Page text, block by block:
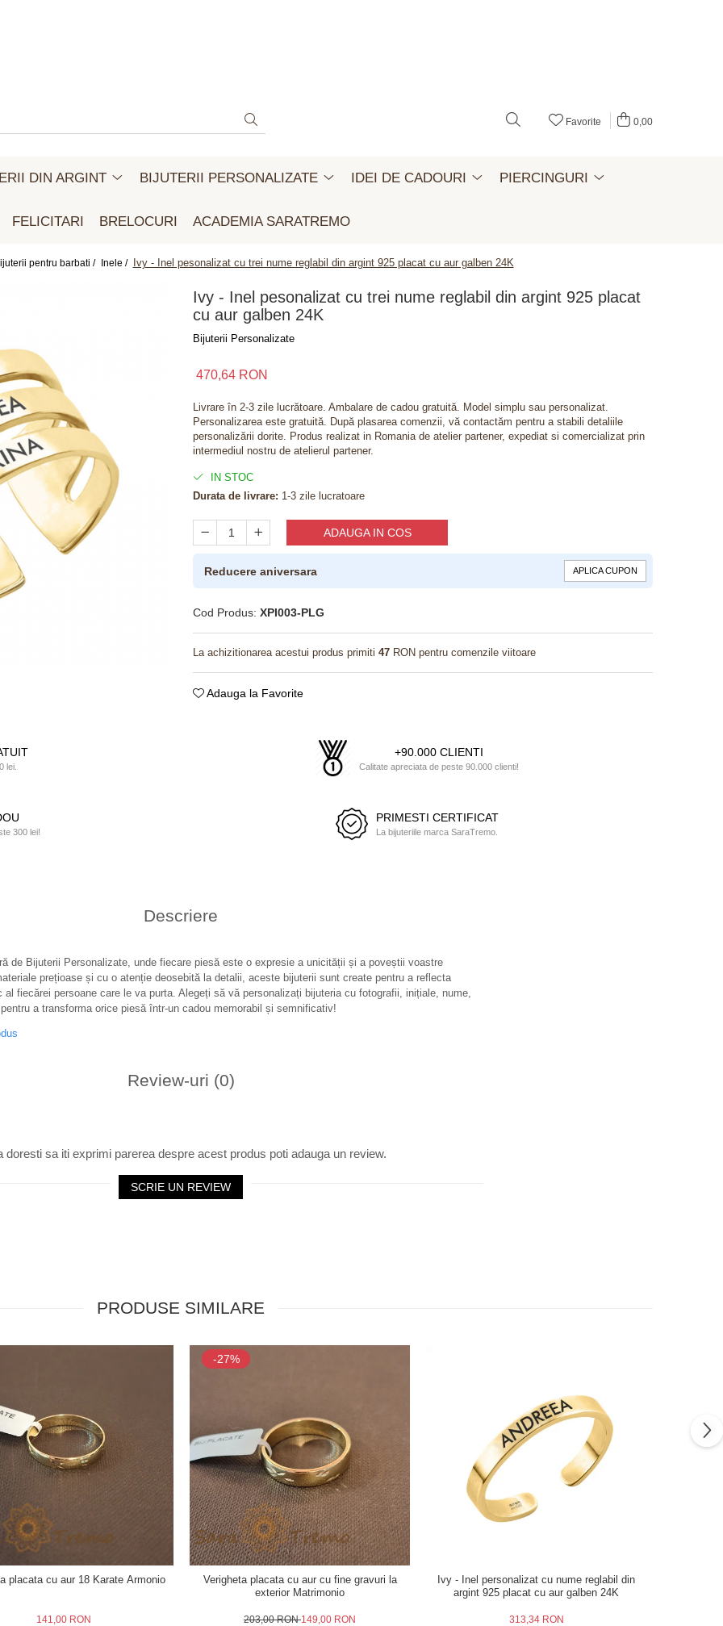
Favorite 0,00
DIN ARGINT BIJUTERII PERSONALIZATE IDEI DE CADOURI PIERCINGURI
FELICITARI BRELOCURI ACADEMIA SARATREMO
pentru barbati / Inele / Ivy - Inel pesonalizat cu trei nume reglabil din argint 925 placat cu aur galben 24K
Ivy - Inel pesonalizat cu trei nume reglabil din argint 925 placat
cu aur galben 24K
Bijuterii Personalizate
470,64 RON
Livrare în 2-3 zile lucrătoare. Ambalare de cadou gratuită. Model simplu sau personalizat.
Personalizarea este gratuită. După plasarea comenzii, vă contactăm pentru a stabili detaliile
personalizării dorite. Produs realizat in Romania de atelier partener, expediat si comercializat prin
intermediul nostru de atelierul partener.
IN STOC
Durata de livrare: 1-3 zile lucratoare
ADAUGA IN COS
Reducere aniversara APLICA CUPON
Cod Produs: XPI003-PLG
La achizitionarea acestui produs primiti 47 RON pentru comenzile viitoare
Adauga la Favorite
lei.
+90.000 CLIENTI
Calitate apreciata de peste 90.000 clienti!
300 lei!
PRIMESTI CERTIFICAT
La bijuteriile marca SaraTremo.
Descriere
de Bijuterii Personalizate, unde fiecare piesă este o expresie a unicității și a poveștii voastre
prețioase și cu o atenție deosebită la detalii, aceste bijuterii sunt create pentru a reflecta
fiecărei persoane care le va purta. Alegeți să vă personalizați bijuteria cu fotografii, inițiale, nume,
a transforma orice piesă într-un cadou memorabil și semnificativ!
Review-uri (0)
doresti sa iti exprimi parerea despre acest produs poti adauga un review.
SCRIE UN REVIEW
PRODUSE SIMILARE
placata cu aur 18 Karate Armonio
141,00 RON
-27%
Verigheta placata cu aur cu fine gravuri la
exterior Matrimonio
203,00 RON149,00 RON
Ivy - Inel personalizat cu nume reglabil din
argint 925 placat cu aur galben 24K
313,34 RON